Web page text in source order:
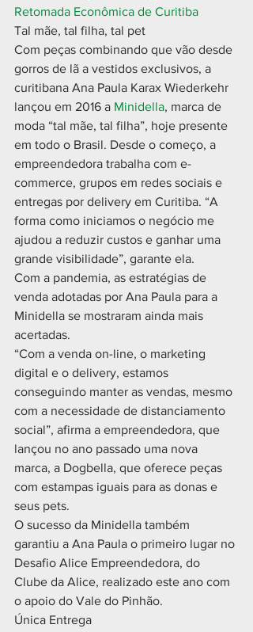
Retomada Econômica de Curitiba
Tal mãe, tal filha, tal pet
Com peças combinando que vão desde
gorros de lã a vestidos exclusivos, a
curitibana Ana Paula Karax Wiederkehr
lançou em 2016 a Minidella, marca de
moda “tal mãe, tal filha”, hoje presente
em todo o Brasil. Desde o começo, a
empreendedora trabalha com e-
commerce, grupos em redes sociais e
entregas por delivery em Curitiba. “A
forma como iniciamos o negócio me
ajudou a reduzir custos e ganhar uma
grande visibilidade”, garante ela.
Com a pandemia, as estratégias de
venda adotadas por Ana Paula para a
Minidella se mostraram ainda mais
acertadas.
“Com a venda on-line, o marketing
digital e o delivery, estamos
conseguindo manter as vendas, mesmo
com a necessidade de distanciamento
social”, afirma a empreendedora, que
lançou no ano passado uma nova
marca, a Dogbella, que oferece peças
com estampas iguais para as donas e
seus pets.
O sucesso da Minidella também
garantiu a Ana Paula o primeiro lugar no
Desafio Alice Empreendedora, do
Clube da Alice, realizado este ano com
o apoio do Vale do Pinhão.
Única Entrega